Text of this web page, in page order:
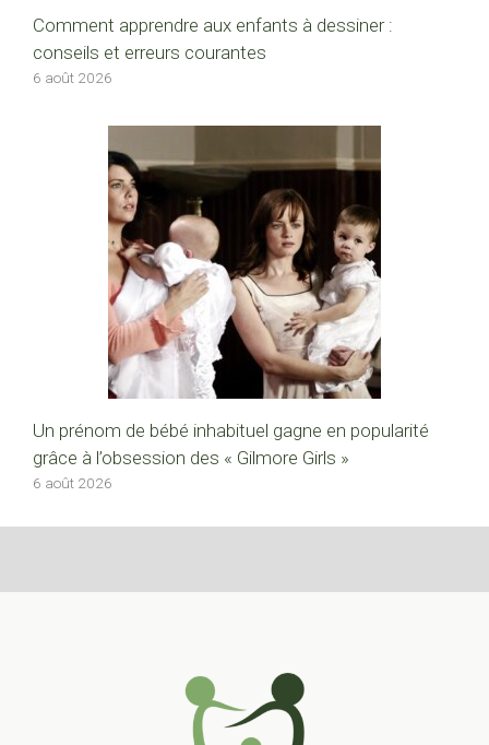
Comment apprendre aux enfants à dessiner :
conseils et erreurs courantes
6 août 2026
Un prénom de bébé inhabituel gagne en popularité
grâce à l’obsession des « Gilmore Girls »
6 août 2026